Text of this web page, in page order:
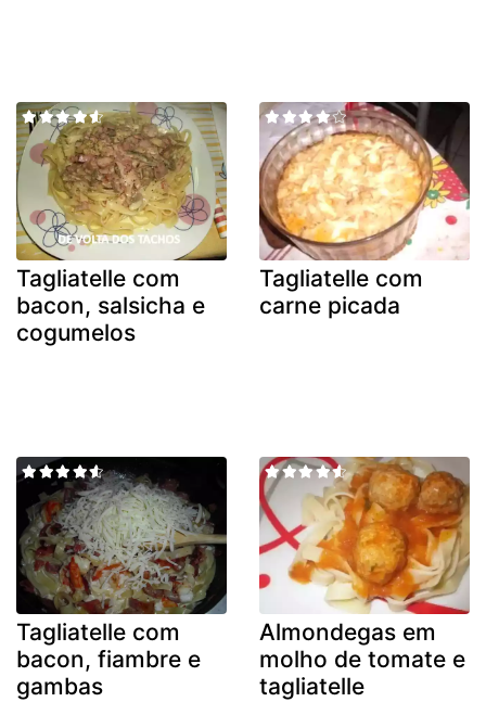
Tagliatelle com
bacon, salsicha e
cogumelos
Tagliatelle com
carne picada
Tagliatelle com
bacon, fiambre e
gambas
Almondegas em
molho de tomate e
tagliatelle